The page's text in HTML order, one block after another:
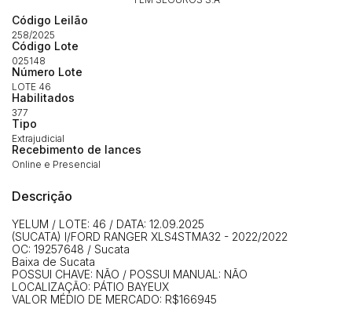
Código Leilão
258/2025
Código Lote
025148
Número Lote
LOTE 46
Habilitados
377
Tipo
Extrajudicial
Recebimento de lances
Online e Presencial
Descrição
YELUM / LOTE: 46 / DATA: 12.09.2025
(SUCATA) I/FORD RANGER XLS4STMA32 - 2022/2022
OC: 19257648 / Sucata
Baixa de Sucata
POSSUI CHAVE: NÃO / POSSUI MANUAL: NÃO
LOCALIZAÇÃO: PÁTIO BAYEUX
VALOR MÉDIO DE MERCADO: R$166945
Envie sua Proposta
14/04/2025 18:43:11 TIAGOFELIPE R$ 1,00
14/04/2025 18:43:11
14/04/2025 18:43:11
Clique aqui para fazer login
Habilite-se para efetuar lances ou